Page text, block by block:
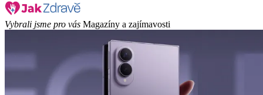
Vybrali jsme pro vás Magazíny a zajímavosti